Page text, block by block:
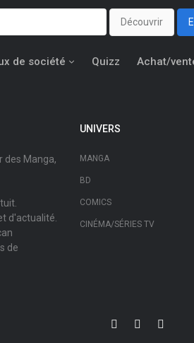
Découvrir
de société Quizz Achat/
des Manga,
d'actualité.
de
UNIVERS
MANGA
BD
COMICS
CINÉMA/SÉRIES TV